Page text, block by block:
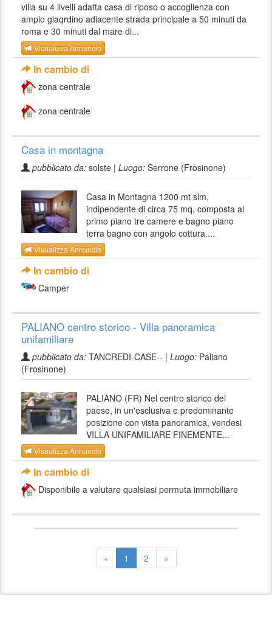
villa su 4 livelli adatta casa di riposo o accoglienza con
ampio giaqrdino adiacente strada principale a 50 minuti da
roma e 30 minuti dal mare di...
Visualizza Annuncio
In cambio di
zona centrale
zona centrale
Casa in montagna
pubblicato da: solste | Luogo: Serrone (Frosinone)
Casa in Montagna 1200 mt slm,
indipendente di circa 75 mq, composta al
primo piano tre camere e bagno piano
terra bagno con angolo cottura....
Visualizza Annuncio
In cambio di
Camper
PALIANO centro storico - Villa panoramica
unifamiliare
pubblicato da: TANCREDI-CASE-- | Luogo: Paliano
(Frosinone)
PALIANO (FR) Nel centro storico del
paese, in un'esclusiva e predominante
posizione con vista panoramica, vendesi
VILLA UNIFAMILIARE FINEMENTE...
Visualizza Annuncio
In cambio di
Disponibile a valutare qualsiasi permuta immobiliare
« 1 2 »